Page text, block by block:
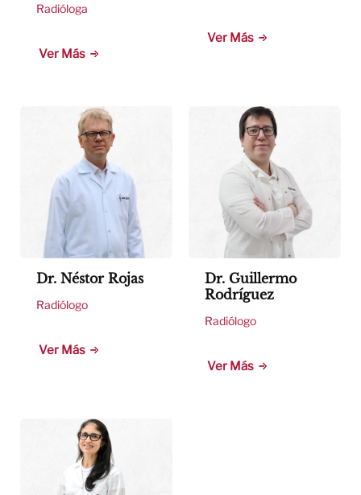
Radióloga
Ver Más
Ver Más
Dr. Néstor Rojas
Radiólogo
Ver Más
Dr. Guillermo
Rodríguez
Radiólogo
Ver Más